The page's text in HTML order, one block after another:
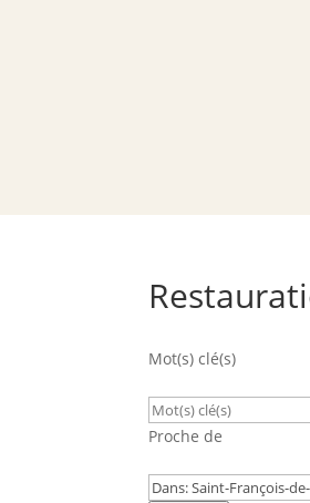
Mot(s) clé(s)
Proche de